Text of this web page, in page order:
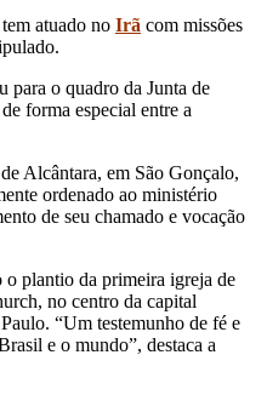
atuado no Irã com missões
para o quadro da Junta de
forma especial entre a
Alcântara, em São Gonçalo,
ordenado ao ministério
de seu chamado e vocação
o plantio da primeira igreja de
no centro da capital
“Um testemunho de fé e
e o mundo”, destaca a